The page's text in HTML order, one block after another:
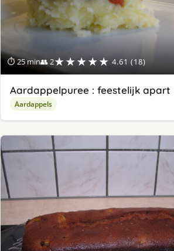
⏱ 25 min👥 2★★★★★ 4.61 (18)
Aardappelpuree : feestelijk apart
Aardappels